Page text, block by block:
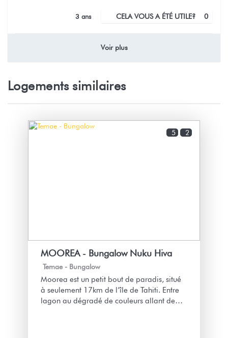
CELA VOUS A ÉTÉ UTILE? 0
3 ans
Voir plus
Logements similaires
5 2
MOOREA - Bungalow Nuku Hiva
Temae - Bungalow
Moorea est un petit bout de paradis, situé
à seulement 17km de l’île de Tahiti. Entre
lagon au dégradé de couleurs allant de